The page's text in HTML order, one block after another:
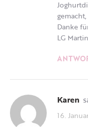
Danke
LG
Karen
16.